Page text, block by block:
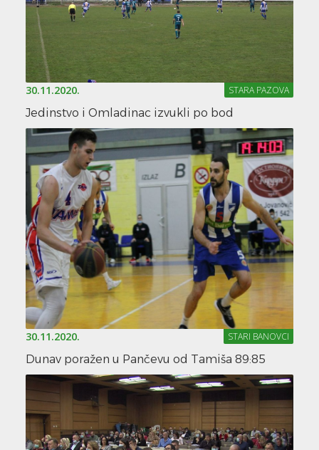
30.11.2020. STARA PAZOVA
Jedinstvo i Omladinac izvukli po bod
30.11.2020. STARI BANOVCI
Dunav poražen u Pančevu od Tamiša 89:85